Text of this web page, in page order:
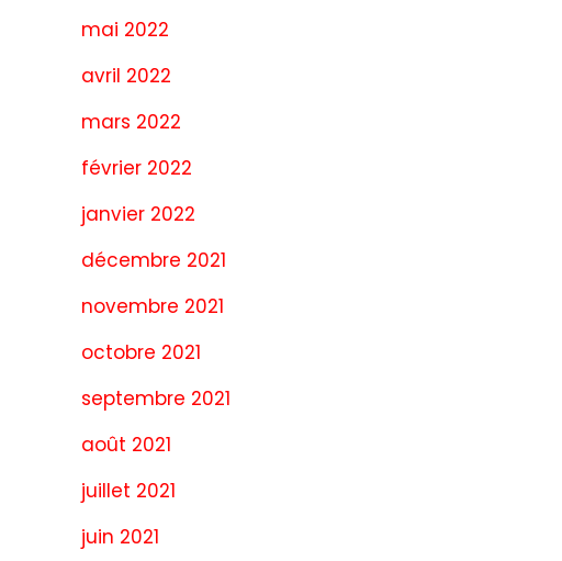
mai 2022
avril 2022
mars 2022
février 2022
janvier 2022
décembre 2021
novembre 2021
octobre 2021
septembre 2021
août 2021
juillet 2021
juin 2021